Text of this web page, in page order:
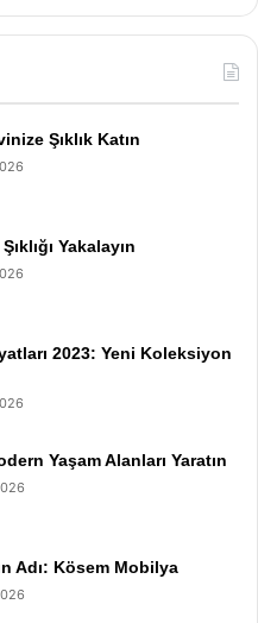
Şıklık Katın
Yakalayın
2023: Yeni Koleksiyon
Yaşam Alanları Yaratın
Adı: Kösem Mobilya